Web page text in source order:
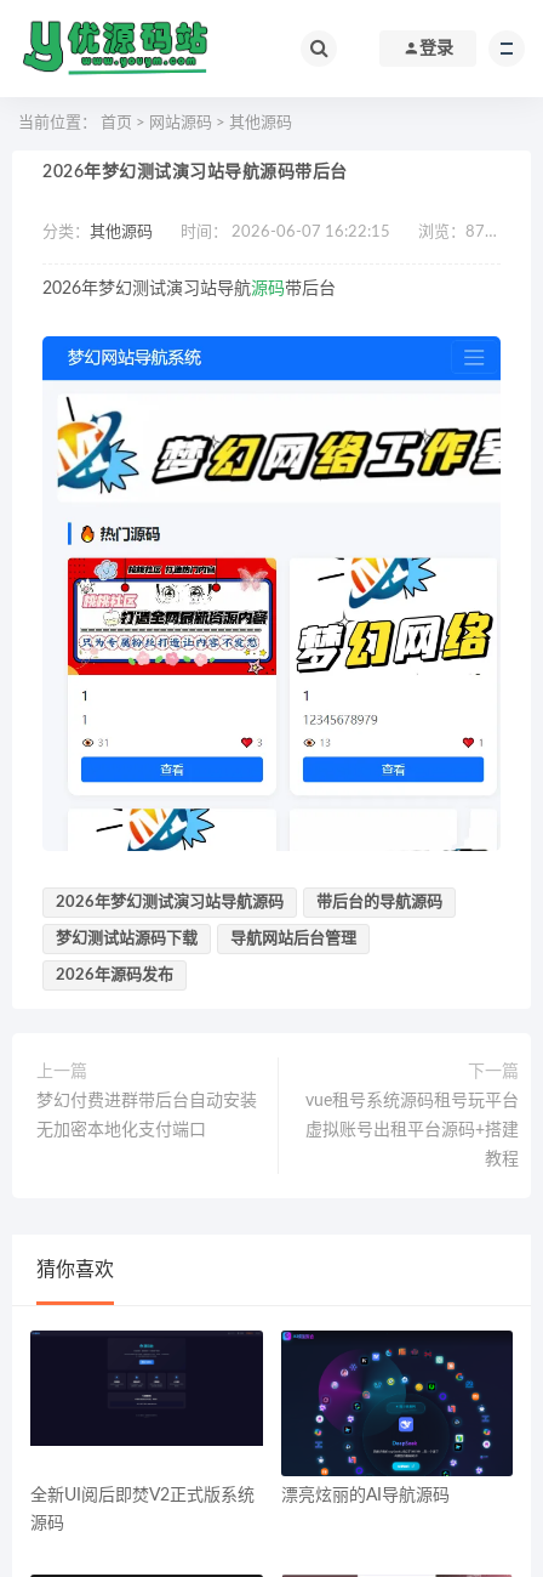
登录
当前位置： 首页 > 网站源码 > 其他源码
2026年梦幻测试演习站导航源码带后台
分类： 其他源码 时间： 2026-06-07 16:22:15 浏览： 876
2026年梦幻测试演习站导航源码带后台
2026年梦幻测试演习站导航源码 带后台的导航源码
梦幻测试站源码下载 导航网站后台管理
2026年源码发布
上一篇
梦幻付费进群带后台自动安装
无加密本地化支付端口
下一篇
vue租号系统源码租号玩平台
虚拟账号出租平台源码+搭建
教程
猜你喜欢
全新UI阅后即焚V2正式版系统
源码
漂亮炫丽的AI导航源码